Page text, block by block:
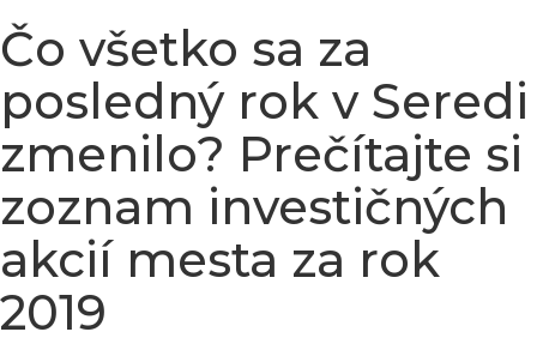
Čo všetko sa za
posledný rok v Seredi
zmenilo? Prečítajte si
zoznam investičných
akcií mesta za rok
2019